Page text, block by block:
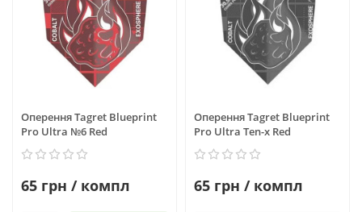
Оперення Tagret Blueprint
Pro Ultra №6 Red
65 грн / компл
Оперення Tagret Blueprint
Pro Ultra Ten-x Red
65 грн / компл